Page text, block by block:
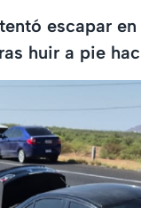
escapar
huir a pie